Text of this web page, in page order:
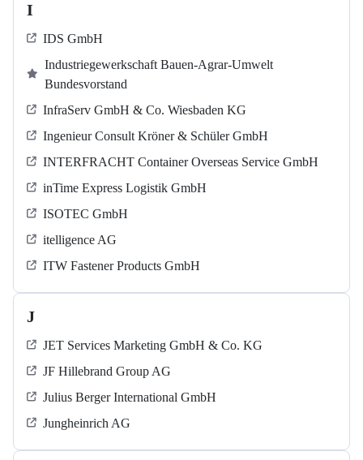
I
IDS GmbH
Industriegewerkschaft Bauen-Agrar-Umwelt
Bundesvorstand
InfraServ GmbH & Co. Wiesbaden KG
Ingenieur Consult Kröner & Schüler GmbH
INTERFRACHT Container Overseas Service GmbH
inTime Express Logistik GmbH
ISOTEC GmbH
itelligence AG
ITW Fastener Products GmbH
J
JET Services Marketing GmbH & Co. KG
JF Hillebrand Group AG
Julius Berger International GmbH
Jungheinrich AG